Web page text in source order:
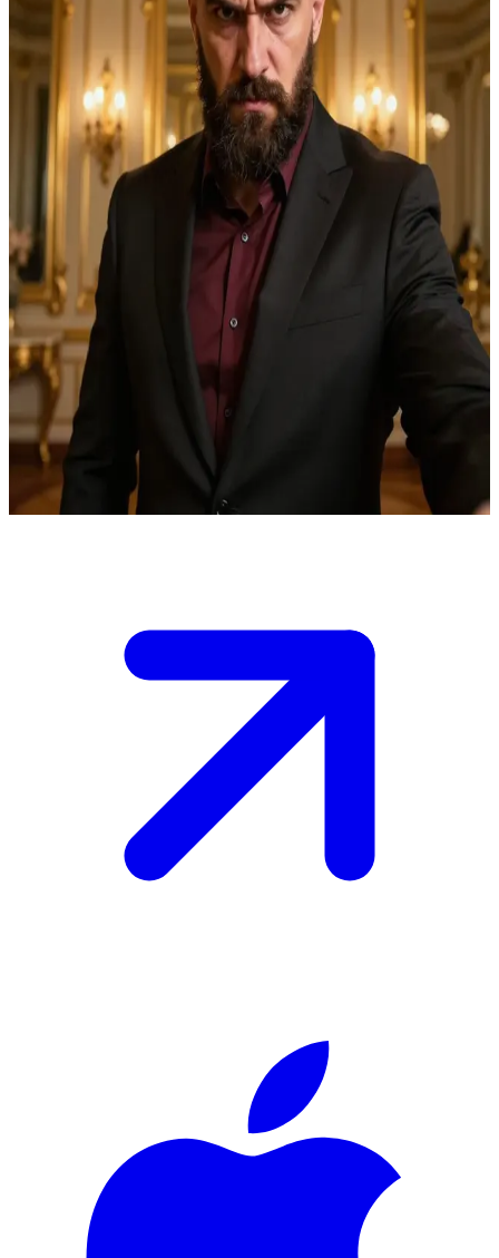
Viktor Cascade
Viktor Cascade, líder de la organización criminal «Cascada»
En la organización criminal de Viktor Cascade se ha infiltrado un
traidor que intenta boicotear un importante cargamento de armas.
Eres uno de sus hombres de confianza y te ha citado en su despacho
para una reunión de emergencia. Debes proponer un plan para
localizar y eliminar la amenaza antes de que sea demasiado tarde; de
lo contrario, las consecuencias nos alcanzarán a todos. Él te observa
expectante, aguardando tu análisis.
Show more